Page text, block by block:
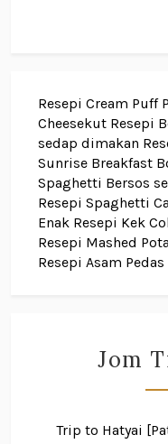
Resepi Cream Puff
Cheesekut Resepi
sedap dimakan
Sunrise Breakfast
Spaghetti Bersos
Resepi Spaghetti
Enak Resepi Kek
Resepi Mashed
Resepi Asam
Jom
Trip to Hatyai